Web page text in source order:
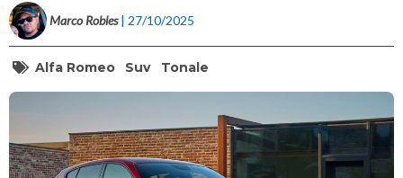
Marco Robles | 27/10/2025
Alfa Romeo Suv Tonale